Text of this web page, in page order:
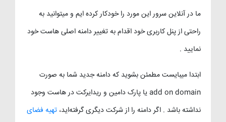
ما در آنلاین سرور این مورد را خودکار کرده ایم و میتوانید به
راحتی از پنل کاربری خود اقدام به تغییر دامنه اصلی هاست خود
نمایید .
ابتدا میبایست مطمئن بشوید که دامنه جدید شما به صورت
add on domain یا پارک دامین و ریدایرکت در هاست وجود
نداشته باشد . اگر دامنه را از شرکت دیگری گرفته‌اید، تهیه فضای